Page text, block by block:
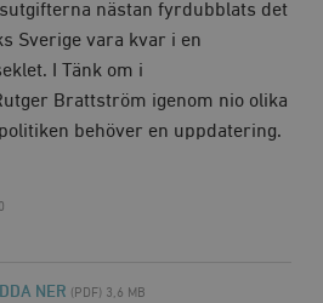
nästan fyrdubblats det
Sverige vara kvar i en
I Tänk om i
Brattström igenom nio olika
behöver en uppdatering.
NER (PDF) 3,6 MB